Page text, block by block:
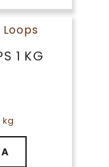
1 KG
kg